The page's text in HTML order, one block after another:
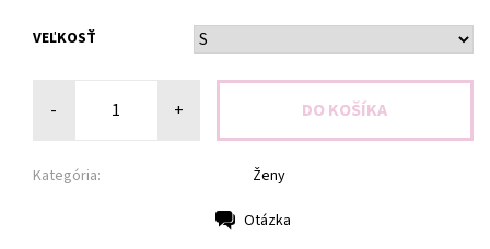
VEĽKOSŤ
- +
Kategória: Ženy
Otázka